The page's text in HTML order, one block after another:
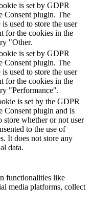
is set by GDPR
Consent plugin. The
used to store the user
for the cookies in the
"Other.
is set by GDPR
Consent plugin. The
used to store the user
for the cookies in the
"Performance".
is set by the GDPR
Consent plugin and is
store whether or not user
to the use of
It does not store any
data.
functionalities like
media platforms, collect